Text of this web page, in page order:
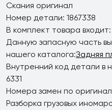
Скания оригинал
Номер детали: 1867338
В комплект товара входит:
Данную запасную часть
нашего каталога:Задняя
Внутренний код детали в
6331
Номера замен по
Разборка грузовых